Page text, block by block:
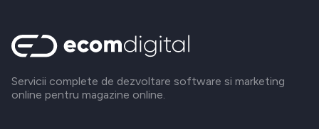
Servicii complete de dezvoltare software si marketing
online pentru magazine online.